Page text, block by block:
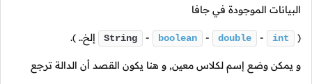
البيانات الموجودة في جافا
(
int
-
double
-
boolean
-
String إلخ.. ).
و يمكن وضع إسم لكلاس معين, و هنا يكون القصد أن الدالة ترجع